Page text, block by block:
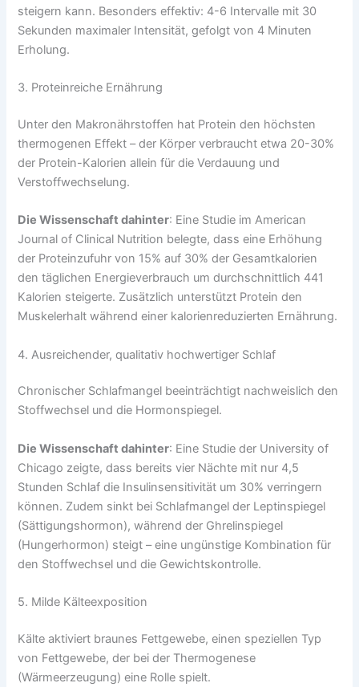
steigern kann. Besonders effektiv: 4-6 Intervalle mit 30
Sekunden maximaler Intensität, gefolgt von 4 Minuten
Erholung.
3. Proteinreiche Ernährung
Unter den Makronährstoffen hat Protein den höchsten
thermogenen Effekt – der Körper verbraucht etwa 20-30%
der Protein-Kalorien allein für die Verdauung und
Verstoffwechselung.
Die Wissenschaft dahinter: Eine Studie im American
Journal of Clinical Nutrition belegte, dass eine Erhöhung
der Proteinzufuhr von 15% auf 30% der Gesamtkalorien
den täglichen Energieverbrauch um durchschnittlich 441
Kalorien steigerte. Zusätzlich unterstützt Protein den
Muskelerhalt während einer kalorienreduzierten Ernährung.
4. Ausreichender, qualitativ hochwertiger Schlaf
Chronischer Schlafmangel beeinträchtigt nachweislich den
Stoffwechsel und die Hormonspiegel.
Die Wissenschaft dahinter: Eine Studie der University of
Chicago zeigte, dass bereits vier Nächte mit nur 4,5
Stunden Schlaf die Insulinsensitivität um 30% verringern
können. Zudem sinkt bei Schlafmangel der Leptinspiegel
(Sättigungshormon), während der Ghrelinspiegel
(Hungerhormon) steigt – eine ungünstige Kombination für
den Stoffwechsel und die Gewichtskontrolle.
5. Milde Kälteexposition
Kälte aktiviert braunes Fettgewebe, einen speziellen Typ
von Fettgewebe, der bei der Thermogenese
(Wärmeerzeugung) eine Rolle spielt.